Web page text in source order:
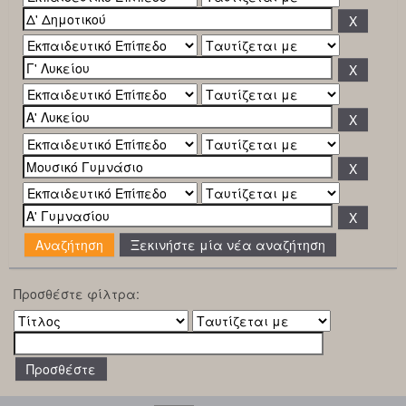
Ξεκινήστε μία νέα αναζήτηση
Προσθέστε φίλτρα: